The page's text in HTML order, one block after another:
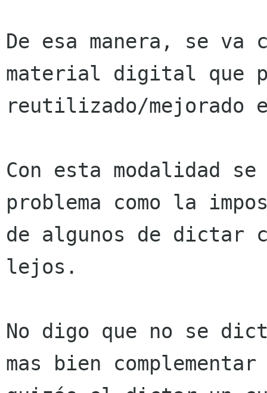
De esa manera, se va
material digital que
reutilizado/mejorado
Con esta modalidad
problema como la
de algunos de dictar
lejos.
No digo que no se
mas bien complementar